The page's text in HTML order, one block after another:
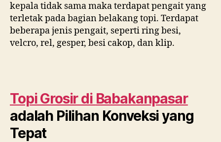
kepala tidak sama maka terdapat pengait yang
terletak pada bagian belakang topi. Terdapat
beberapa jenis pengait, seperti ring besi,
velcro, rel, gesper, besi cakop, dan klip.
Topi Grosir di Babakanpasar
adalah Pilihan Konveksi yang
Tepat